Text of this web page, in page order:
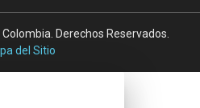
Derechos Reservados.
del Sitio